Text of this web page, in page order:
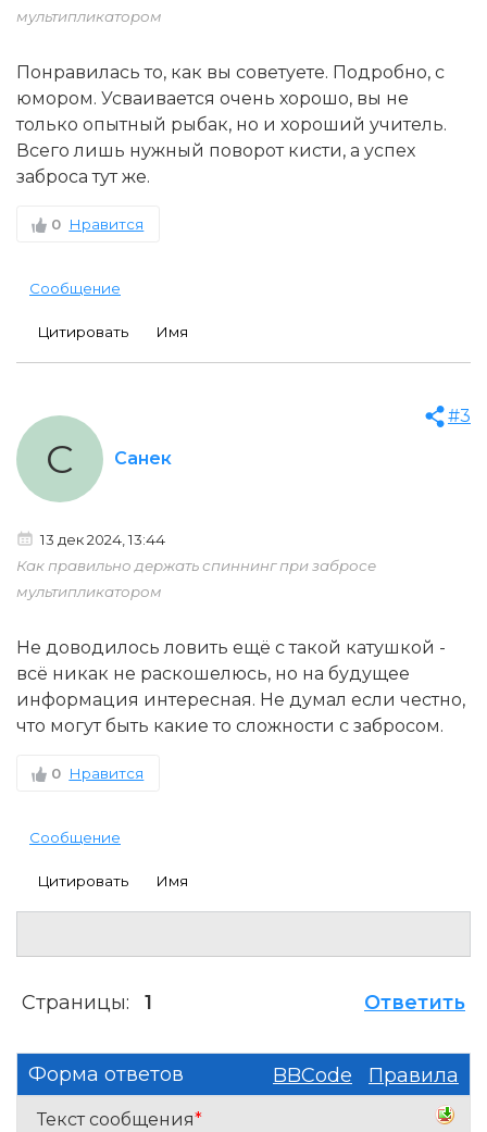
мультипликатором
Понравилась то, как вы советуете. Подробно, с
юмором. Усваивается очень хорошо, вы не
только опытный рыбак, но и хороший учитель.
Всего лишь нужный поворот кисти, а успех
заброса тут же.
0 Нравится
Сообщение
Цитировать Имя
Санек
С
#3
13 дек 2024, 13:44
Как правильно держать спиннинг при забросе
мультипликатором
Не доводилось ловить ещё с такой катушкой -
всё никак не раскошелюсь, но на будущее
информация интересная. Не думал если честно,
что могут быть какие то сложности с забросом.
0 Нравится
Сообщение
Цитировать Имя
Страницы: 1 Ответить
BBCode Правила
Форма ответов
Текст сообщения*